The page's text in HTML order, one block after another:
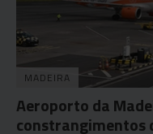
MADEIRA
Aeroporto da
constrangimentos